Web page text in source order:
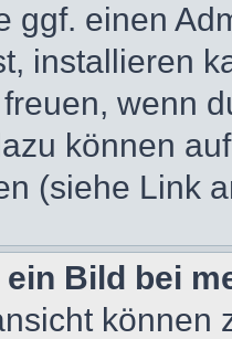
ggf. einen
installieren
wenn
können
(siehe Link
Bild bei
können